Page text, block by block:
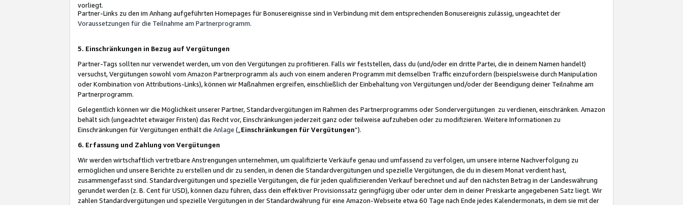
vorliegt.
Partner-Links zu den im Anhang aufgeführten Homepages für Bonusereignisse sind in Verbindung mit dem entsprechenden Bonusereignis zulässig, ungeachtet der
Voraussetzungen für die Teilnahme am Partnerprogramm.
5. Einschränkungen in Bezug auf Vergütungen
Partner-Tags sollten nur verwendet werden, um von den Vergütungen zu profitieren. Falls wir feststellen, dass du (und/oder ein dritte Partei, die in deinem Namen handelt)
versuchst, Vergütungen sowohl vom Amazon Partnerprogramm als auch von einem anderen Programm mit demselben Traffic einzufordern (beispielsweise durch Manipulation
oder Kombination von Attributions-Links), können wir Maßnahmen ergreifen, einschließlich der Einbehaltung von Vergütungen und/oder der Beendigung deiner Teilnahme am
Partnerprogramm.
Gelegentlich können wir die Möglichkeit unserer Partner, Standardvergütungen im Rahmen des Partnerprogramms oder Sondervergütungen zu verdienen, einschränken. Amazon
behält sich (ungeachtet etwaiger Fristen) das Recht vor, Einschränkungen jederzeit ganz oder teilweise aufzuheben oder zu modifizieren. Weitere Informationen zu
Einschränkungen für Vergütungen enthält die Anlage („ Einschränkungen für Vergütungen“).
6. Erfassung und Zahlung von Vergütungen
Wir werden wirtschaftlich vertretbare Anstrengungen unternehmen, um qualifizierte Verkäufe genau und umfassend zu verfolgen, um unsere interne Nachverfolgung zu
ermöglichen und unsere Berichte zu erstellen und dir zu senden, in denen die Standardvergütungen und spezielle Vergütungen, die du in diesem Monat verdient hast,
zusammengefasst sind. Standardvergütungen und spezielle Vergütungen, die für jeden qualifizierenden Verkauf berechnet und auf den nächsten Betrag in der Landeswährung
gerundet werden (z. B. Cent für USD), können dazu führen, dass dein effektiver Provisionssatz geringfügig über oder unter dem in deiner Preiskarte angegebenen Satz liegt. Wir
zahlen Standardvergütungen und spezielle Vergütungen in der Standardwährung für eine Amazon-Webseite etwa 60 Tage nach Ende jedes Kalendermonats, in dem sie mit der